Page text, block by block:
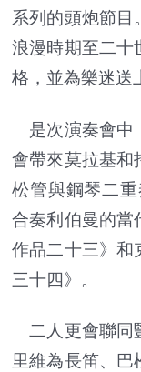
系列的頭炮節目
浪漫時期至二十
格，並為樂迷送
是次演奏會中
會帶來莫拉基和
松管與鋼琴二
合奏利伯曼的當
作品二十三》和
三十四》。
二人更會聯同
里維為長笛、巴